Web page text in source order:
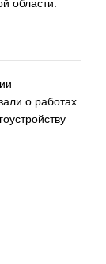
области.
о работах